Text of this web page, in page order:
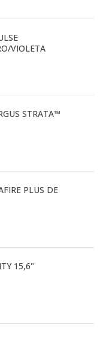
VIOLETA
STRATA™
PLUS DE
15,6"